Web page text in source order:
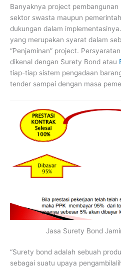
Banyaknya project pembangunan
sektor swasta maupun
dukungan dalam
yang merupakan syarat dalam
“Penjaminan” project.
dikenal dengan Surety Bond atau
tiap-tiap sistem pengadaan
tender sampai dengan masa
Jasa Surety Bond
“Surety bond adalah sebuah
sebagai suatu upaya